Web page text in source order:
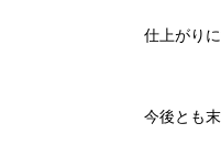
仕上がり
今後とも